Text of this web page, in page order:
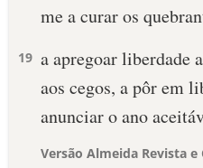
me a curar os
19 a apregoar liberdade
aos cegos, a pôr em
anunciar o ano
Versão Almeida Revista e